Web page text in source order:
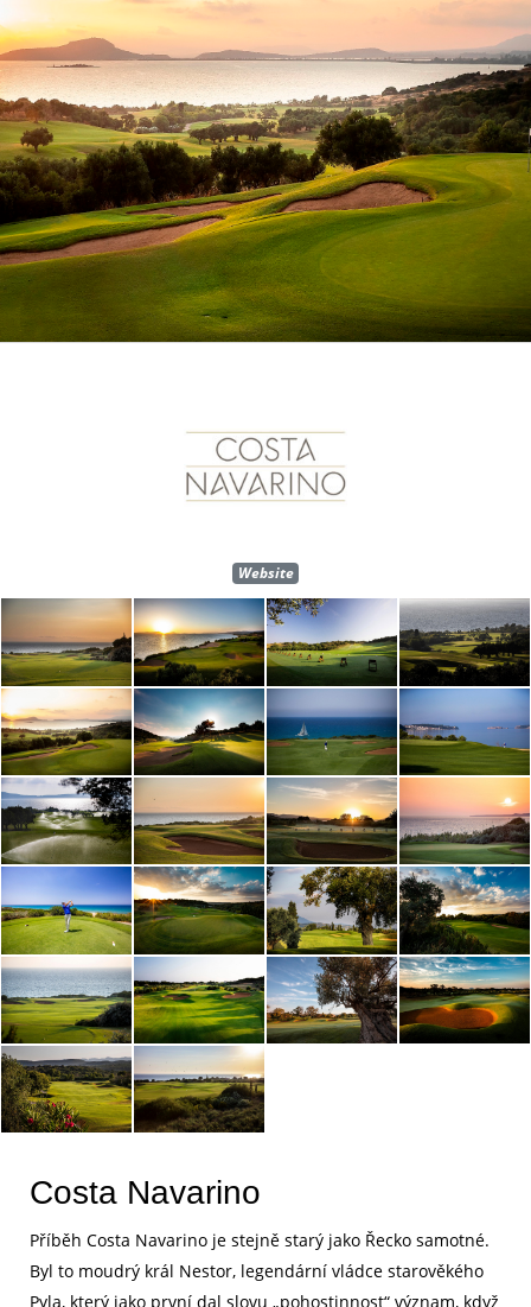
Website
Costa Navarino
Příběh Costa Navarino je stejně starý jako Řecko samotné.
Byl to moudrý král Nestor, legendární vládce starověkého
Pyla, který jako první dal slovu „pohostinnost“ význam, když